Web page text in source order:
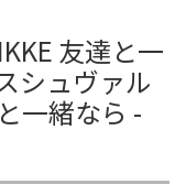
友達と一
シュヴァル
一緒なら -